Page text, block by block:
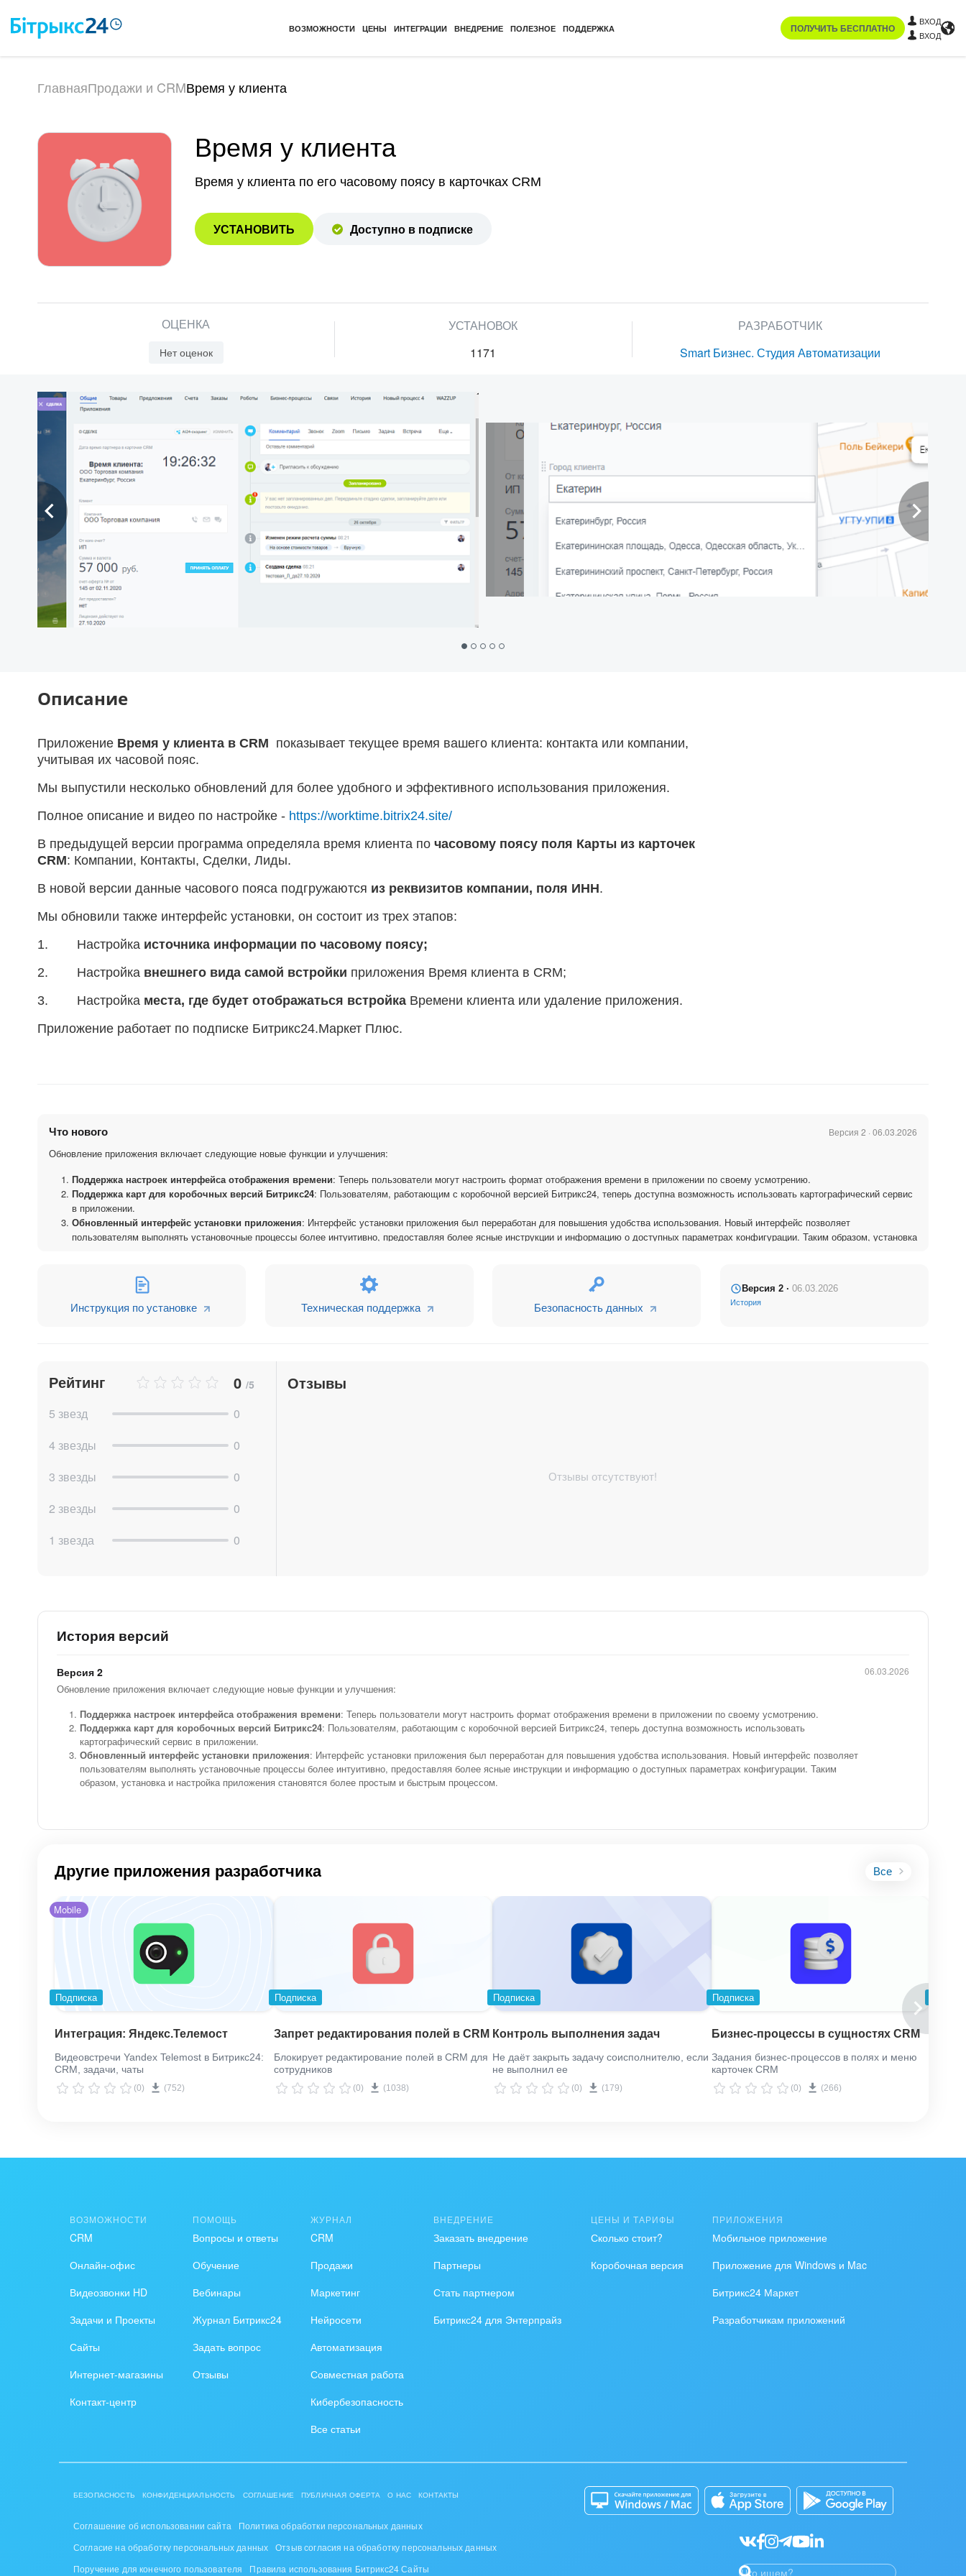
ВОЗМОЖНОСТИ ЦЕНЫ ИНТЕГРАЦИИ ВНЕДРЕНИЕ ПОЛЕЗНОЕ ПОДДЕРЖКА ПОЛУЧИТЬ БЕСПЛАТНО
ВХОД
ВХОД
ГлавнаяПродажи и CRMВремя у клиента
Время у клиента
Время у клиента по его часовому поясу в карточках CRM
УСТАНОВИТЬ Доступно в подписке
ОЦЕНКА
Нет оценок
УСТАНОВОК
1171
РАЗРАБОТЧИК
Smart Бизнес. Студия Автоматизации
Описание
Приложение Время у клиента в CRM показывает текущее время вашего клиента: контакта или компании,
учитывая их часовой пояс.
Мы выпустили несколько обновлений для более удобного и эффективного использования приложения.
Полное описание и видео по настройке - https://worktime.bitrix24.site/
В предыдущей версии программа определяла время клиента по часовому поясу поля Карты из карточек
CRM: Компании, Контакты, Сделки, Лиды.
В новой версии данные часового пояса подгружаются из реквизитов компании, поля ИНН.
Мы обновили также интерфейс установки, он состоит из трех этапов:
1. Настройка источника информации по часовому поясу;
2. Настройка внешнего вида самой встройки приложения Время клиента в CRM;
3. Настройка места, где будет отображаться встройка Времени клиента или удаление приложения.
Приложение работает по подписке Битрикс24.Маркет Плюс.
Что нового Версия 2 · 06.03.2026
Обновление приложения включает следующие новые функции и улучшения:
Поддержка настроек интерфейса отображения времени: Теперь пользователи могут настроить формат отображения времени в приложении по своему усмотрению.
Поддержка карт для коробочных версий Битрикс24: Пользователям, работающим с коробочной версией Битрикс24, теперь доступна возможность использовать картографический сервис
в приложении.
Обновленный интерфейс установки приложения: Интерфейс установки приложения был переработан для повышения удобства использования. Новый интерфейс позволяет
пользователям выполнять установочные процессы более интуитивно, предоставляя более ясные инструкции и информацию о доступных параметрах конфигурации. Таким образом, установка
Инструкция по установке Техническая поддержка Безопасность данных
Версия 2 · 06.03.2026
История
Рейтинг 0 /5
5 звезд
0
4 звезды
0
3 звезды
0
2 звезды
0
1 звезда
0
Отзывы
Отзывы отсутствуют!
История версий
Версия 2
Обновление приложения включает следующие новые функции и улучшения:
Поддержка настроек интерфейса отображения времени: Теперь пользователи могут настроить формат отображения времени в приложении по своему усмотрению.
Поддержка карт для коробочных версий Битрикс24: Пользователям, работающим с коробочной версией Битрикс24, теперь доступна возможность использовать
картографический сервис в приложении.
Обновленный интерфейс установки приложения: Интерфейс установки приложения был переработан для повышения удобства использования. Новый интерфейс позволяет
пользователям выполнять установочные процессы более интуитивно, предоставляя более ясные инструкции и информацию о доступных параметрах конфигурации. Таким
образом, установка и настройка приложения становятся более простым и быстрым процессом.
06.03.2026
Другие приложения разработчика Все
Mobile
Подписка
Интеграция: Яндекс.Телемост
Видеовстречи Yandex Telemost в Битрикс24:
CRM, задачи, чаты
(0) (752)
Подписка
Запрет редактирования полей в CRM
Блокирует редактирование полей в CRM для
сотрудников
(0) (1038)
Подписка
Контроль выполнения задач
Не даёт закрыть задачу соисполнителю, если
не выполнил ее
(0) (179)
Подписка
Бизнес-процессы в сущностях CRM
Задания бизнес-процессов в полях и меню
карточек CRM
(0) (266)
ВОЗМОЖНОСТИ
CRM
Онлайн-офис
Видеозвонки HD
Задачи и Проекты
Сайты
Интернет-магазины
Контакт-центр
ПОМОЩЬ
Вопросы и ответы
Обучение
Вебинары
Журнал Битрикс24
Задать вопрос
Отзывы
ЖУРНАЛ
CRM
Продажи
Маркетинг
Нейросети
Автоматизация
Совместная работа
Кибербезопасность
Все статьи
ВНЕДРЕНИЕ
Заказать внедрение
Партнеры
Стать партнером
Битрикс24 для Энтерпрайз
ЦЕНЫ И ТАРИФЫ
Сколько стоит?
Коробочная версия
ПРИЛОЖЕНИЯ
Мобильное приложение
Приложение для Windows и Mac
Битрикс24 Маркет
Разработчикам приложений
БЕЗОПАСНОСТЬ КОНФИДЕНЦИАЛЬНОСТЬ СОГЛАШЕНИЕ ПУБЛИЧНАЯ ОФЕРТА О НАС КОНТАКТЫ
Соглашение об использовании сайта
Политика обработки персональных данных
Согласие на обработку персональных данных Отзыв согласия на обработку персональных данных
Поручение для конечного пользователя
Правила использования Битрикс24 Сайты